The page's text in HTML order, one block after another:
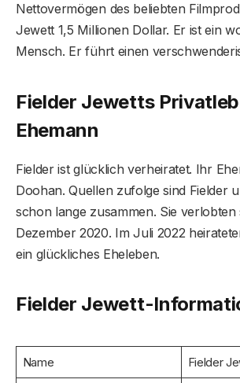
Nettovermögen des beliebten
Jewett 1,5 Millionen Dollar. Er ist ein
Mensch. Er führt einen
Fielder Jewetts
Ehemann
Fielder ist glücklich verheiratet. Ihr
Doohan. Quellen zufolge sind Fielder
schon lange zusammen. Sie verlobten
Dezember 2020. Im Juli 2022
ein glückliches Eheleben.
Fielder Jewett-
Name Fielder